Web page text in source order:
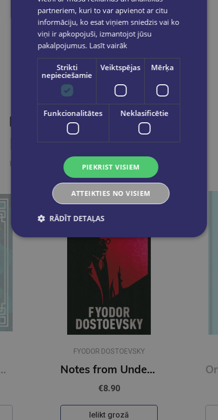
Dalies sociālajos tīklos:
Līdzīgas preces
Ieskaties, varbūt noder
Edition with Ribbon Marker
FYODOR DOSTOEVSKY
Notes from Underground : Gilded Pocket Edition (Arcturus Ornate Classics)
€8.90
Ielikt grozā
partneriem, kuri to var apvienot ar citu
informāciju, ko esat viņiem sniedzis vai ko
viņi ir apkopojuši, izmantojot jūsu
pakalpojumus. Lasīt vairāk
Strikti
nepieciešamie
Veiktspējas Mērķa
Funkcionalitātes Neklasificētie
PIEKRIST VISIEM
ATTEIKTIES NO VISIEM
RĀDĪT DETAĻAS